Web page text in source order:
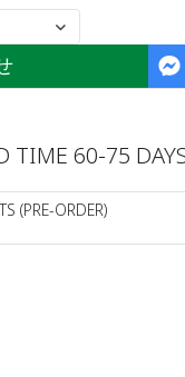
TIME 60-75
(PRE-ORDER)